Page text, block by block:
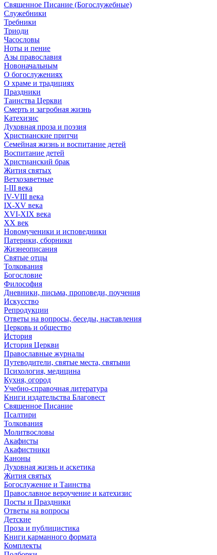
Священное Писание (Богослужебные)
Служебники
Требники
Триоди
Часословы
Ноты и пение
Азы православия
Новоначальным
О богослужениях
О храме и традициях
Праздники
Таинства Церкви
Смерть и загробная жизнь
Катехизис
Духовная проза и поэзия
Христианские притчи
Семейная жизнь и воспитание детей
Воспитание детей
Христианский брак
Жития святых
Ветхозаветные
I-III века
IV-VIII века
IX-XV века
XVI-XIX века
XX век
Новомученики и исповедники
Патерики, сборники
Жизнеописания
Святые отцы
Толкования
Богословие
Философия
Дневники, письма, проповеди, поучения
Искусство
Репродукции
Ответы на вопросы, беседы, наставления
Церковь и общество
История
История Церкви
Православные журналы
Путеводители, святые места, святыни
Психология, медицина
Кухня, огород
Учебно-справочная литература
Книги издательства Благовест
Священное Писание
Псалтири
Толкования
Молитвословы
Акафисты
Акафистники
Каноны
Духовная жизнь и аскетика
Жития святых
Богослужение и Таинства
Православное вероучение и катехизис
Посты и Праздники
Ответы на вопросы
Детские
Проза и публицистика
Книги карманного формата
Комплекты